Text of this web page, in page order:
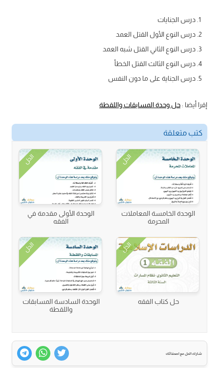
درس الجنايات
درس النوع الأول القتل العمد
درس النوع الثاني القتل شبه العمد
درس النوع الثالث القتل الخطأ
درس الجناية على ما دون النفس
إقرا أيضا :حل وحدة المسابقات واللقطة
كتب متعلقة
الحل
الوحدة الخامسة المعاملات
المحرمة
الحل
الوحدة الأولى مقدمة في
الفقه
الحل
حل كتاب الفقه
الحل
الوحدة السادسة المسابقات
واللقطة
شارك الحل مع اصدقائك